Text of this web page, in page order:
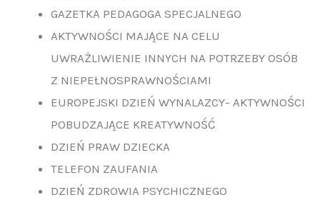
GAZETKA PEDAGOGA SPECJALNEGO
AKTYWNOŚCI MAJĄCE NA CELU
UWRAŻLIWIENIE INNYCH NA POTRZEBY OSÓB
Z NIEPEŁNOSPRAWNOŚCIAMI
EUROPEJSKI DZIEŃ WYNALAZCY- AKTYWNOŚCI
POBUDZAJĄCE KREATYWNOŚĆ
DZIEŃ PRAW DZIECKA
TELEFON ZAUFANIA
DZIEŃ ZDROWIA PSYCHICZNEGO